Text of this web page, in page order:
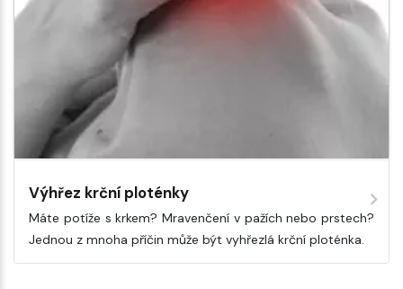
Výhřez krční ploténky
Máte potíže s krkem? Mravenčení v pažích nebo prstech?
Jednou z mnoha příčin může být vyhřezlá krční ploténka.